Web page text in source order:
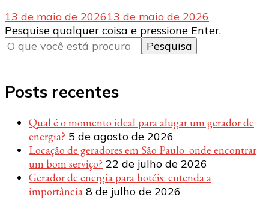
13 de maio de 202613 de maio de 2026
Procurando
algo?
Pesquise qualquer coisa e pressione Enter.
Posts recentes
Qual é o momento ideal para alugar um gerador de
energia? 5 de agosto de 2026
Locação de geradores em São Paulo: onde encontrar
um bom serviço? 22 de julho de 2026
Gerador de energia para hotéis: entenda a
importância 8 de julho de 2026